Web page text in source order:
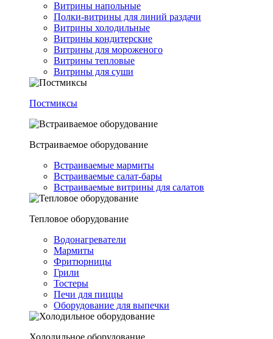
Витрины напольные
Полки-витрины для линий раздачи
Витрины холодильные
Витрины кондитерские
Витрины для мороженого
Витрины тепловые
Витрины для суши
Постмиксы
Встраиваемое оборудование
Встраиваемые мармиты
Встраиваемые салат-бары
Встраиваемые витрины для салатов
Тепловое оборудование
Водонагреватели
Мармиты
Фритюрницы
Грили
Тостеры
Печи для пиццы
Оборудование для выпечки
Холодильное оборудование